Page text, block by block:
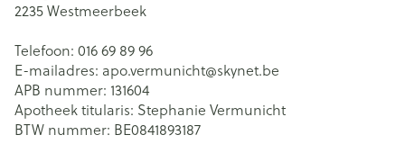
2235Westmeerbeek
Telefoon: 016 69 89 96
E-mailadres: apo.vermunicht@skynet.be
APB nummer: 131604
Apotheek titularis: Stephanie Vermunicht
BTW nummer: BE0841893187